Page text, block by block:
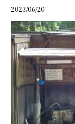
2023/06/20